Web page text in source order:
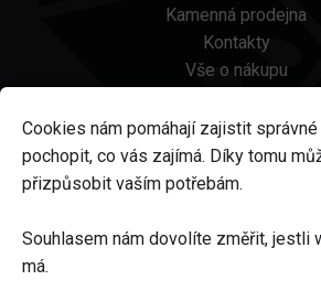
Kamenná prodejna
Kontakty
Vše o nákupu
Platba a doprava
Reklamace a vrácení
Obchodní podmínky
Odstoupení od
Cookies nám pomáhají zajistit
pochopit, co vás zajímá. Díky tomu
přizpůsobit vaším potřebám.
Souhlasem nám dovolíte změřit, jestli
má.